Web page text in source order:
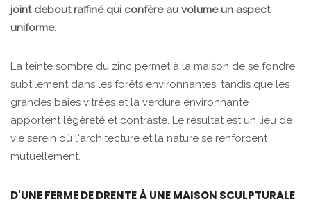
joint debout raffiné qui confère au volume un aspect
uniforme.
La teinte sombre du zinc permet à la maison de se fondre
subtilement dans les forêts environnantes, tandis que les
grandes baies vitrées et la verdure environnante
apportent légèreté et contraste. Le résultat est un lieu de
vie serein où l'architecture et la nature se renforcent
mutuellement.
D'UNE FERME DE DRENTE À UNE MAISON SCULPTURALE